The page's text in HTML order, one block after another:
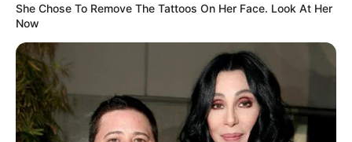
Search
Search
All
She Chose To Remove The Tattoos On Her Face. Look At Her
Now